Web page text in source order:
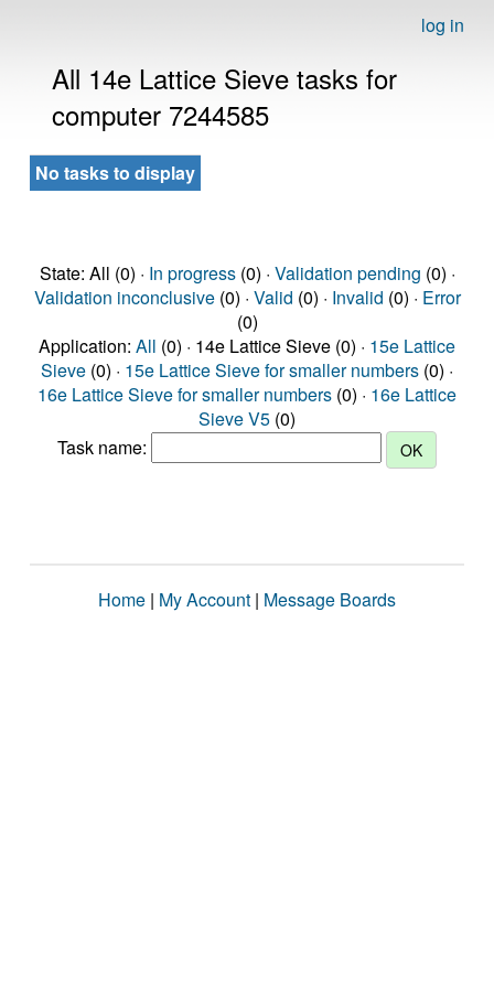
log in
All 14e Lattice Sieve tasks for
computer 7244585
No tasks to display
State: All (0) · In progress(0) · Validation pending (0) ·
Validation inconclusive(0) · Valid (0) · Invalid (0) · Error
(0)
Application: All (0) · 14e Lattice Sieve (0) · 15e Lattice
Sieve (0) · 15e Lattice Sieve for smaller numbers (0) ·
16e Lattice Sieve for smaller numbers (0) · 16e Lattice
Sieve V5 (0)
Task name:
Home | My Account | Message Boards